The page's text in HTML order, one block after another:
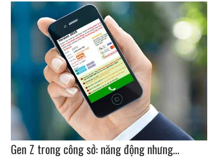
Gen Z trong công sở: năng động nhưng…